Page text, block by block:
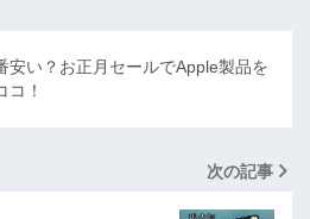
安い？お正月セールでApple製品を
コ！
次の記事